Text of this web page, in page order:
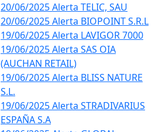
20/06/2025 Alerta TELIC, SAU
20/06/2025 Alerta BIOPOINT S.R.L
19/06/2025 Alerta LAVIGOR 7000
19/06/2025 Alerta SAS OIA
(AUCHAN RETAIL)
19/06/2025 Alerta BLISS NATURE
S.L.
19/06/2025 Alerta STRADIVARIUS
ESPAÑA S.A